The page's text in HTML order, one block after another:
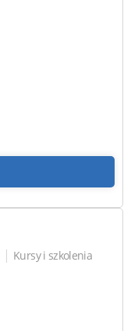
| Kursy i szkolenia